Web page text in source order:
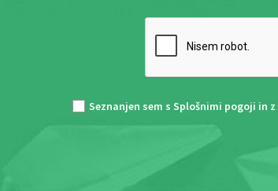
Seznanjen sem s Splošnimi pogoji in z